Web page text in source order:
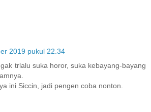
2019 pukul 22.34
trlalu suka horor, suka kebayang-bayang
ini Siccin, jadi pengen coba nonton.